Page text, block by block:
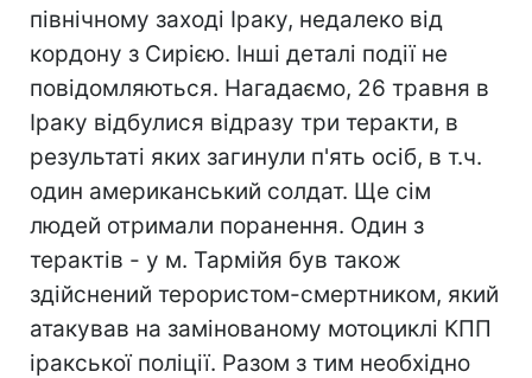
північному заході Іраку, недалеко від
кордону з Сирією. Інші деталі події не
повідомляються. Нагадаємо, 26 травня в
Іраку відбулися відразу три теракти, в
результаті яких загинули п'ять осіб, в т.ч.
один американський солдат. Ще сім
людей отримали поранення. Один з
терактів - у м. Тармійя був також
здійснений терористом-смертником, який
атакував на замінованому мотоциклі КПП
іракської поліції. Разом з тим необхідно